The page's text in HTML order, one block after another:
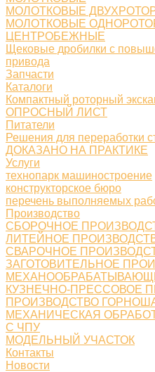
МОЛОТКОВЫЕ
МОЛОТКОВЫЕ
ЦЕНТРОБЕЖНЫЕ
Щековые дробилки с
привода
Запчасти
Каталоги
Компактный роторный
ОПРОСНЫЙ ЛИСТ
Питатели
Решения для переработки
ДОКАЗАНО НА ПРАКТИКЕ
Услуги
технопарк машиностроение
конструкторское бюро
перечень выполняемых
Производство
СБОРОЧНОЕ
ЛИТЕЙНОЕ
СВАРОЧНОЕ
ЗАГОТОВИТЕЛЬНОЕ
КУЗНЕЧНО-ПРЕССОВОЕ
ПРОИЗВОДСТВО
МЕХАНИЧЕСКАЯ
С ЧПУ
МОДЕЛЬНЫЙ УЧАСТОК
Контакты
Новости